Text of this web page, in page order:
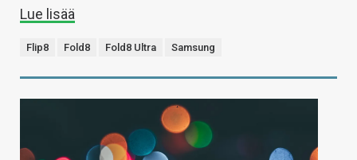
Lue lisää
Flip8 Fold8 Fold8 Ultra Samsung